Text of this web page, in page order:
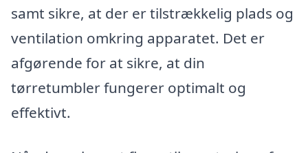
samt sikre, at der er tilstrækkelig plads og
ventilation omkring apparatet. Det er
afgørende for at sikre, at din
tørretumbler fungerer optimalt og
effektivt.